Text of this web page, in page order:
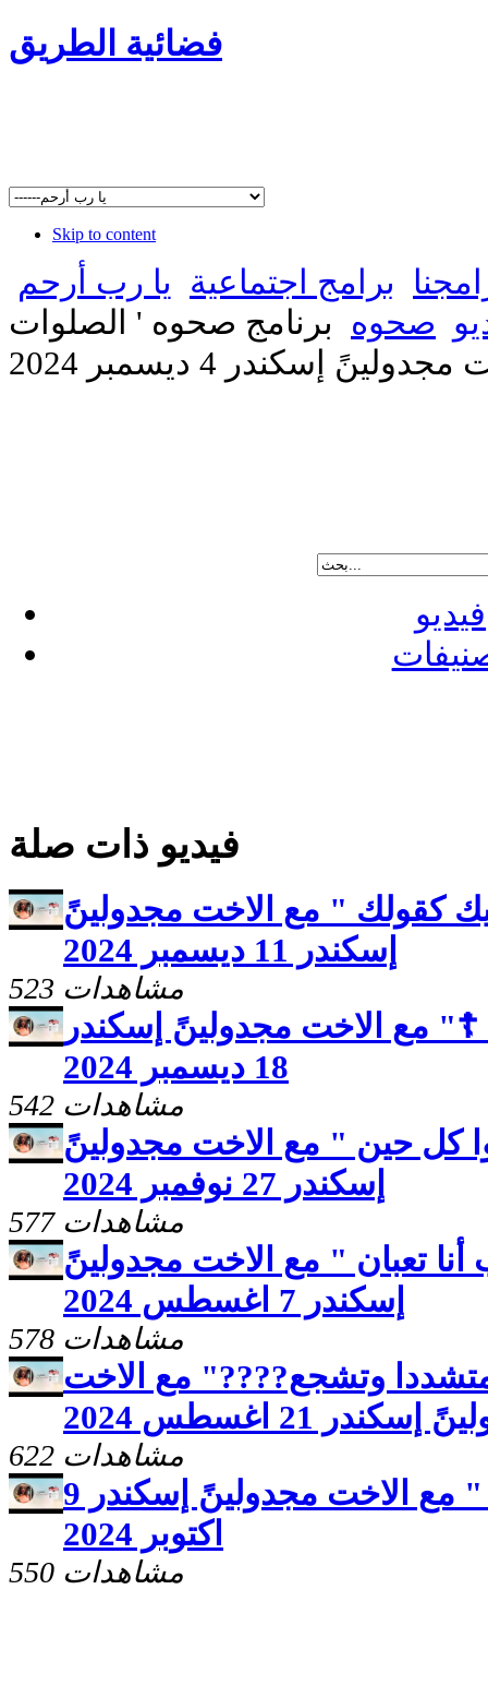
فضائية الطريق
Skip to content
برامج اجتماعية
يا رب أرحم
صحوه
برنامج صحوه ' الصلوات
إسكندر 4 ديسمبر 2024
فيديو
فيديو ذات صلة
كقولك " مع الاخت مجدولينً
إسكندر 11 ديسمبر 2024
523 مشاهدات
مع الاخت مجدولينً إسكندر
18 ديسمبر 2024
542 مشاهدات
كل حين " مع الاخت مجدولينً
إسكندر 27 نوفمبر 2024
577 مشاهدات
تعبان " مع الاخت مجدولينً
إسكندر 7 اغسطس 2024
578 مشاهدات
وتشجع????" مع الاخت
21 اغسطس 2024
622 مشاهدات
برنامج صحوه " روّح آلقوة " مع الاخت مجدولينً إسكندر 9
اكتوبر 2024
550 مشاهدات